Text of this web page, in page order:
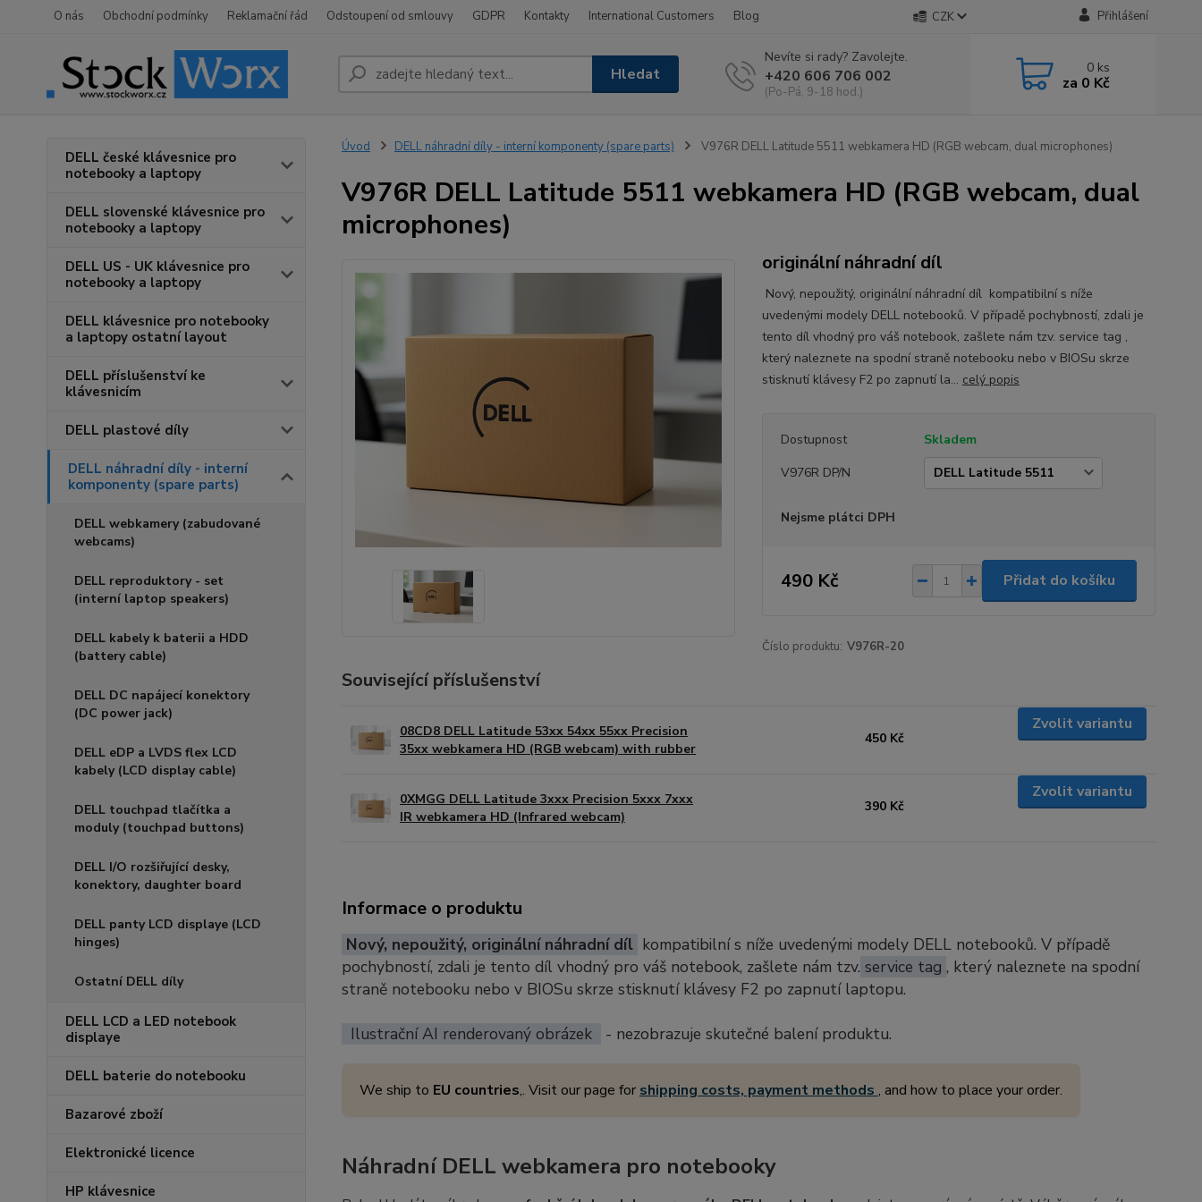
O nás Obchodní podmínky Reklamační řád Odstoupení od smlouvy GDPR Kontakty International Customers Blog CZK Přihlášení
Hledat
Nevíte si rady? Zavolejte.
+420 606 706 002
(Po-Pá, 9-18 hod.)
0 ks
za 0 Kč
DELL české klávesnice pro
notebooky a laptopy
DELL slovenské klávesnice pro
notebooky a laptopy
DELL US - UK klávesnice pro
notebooky a laptopy
DELL klávesnice pro notebooky
a laptopy ostatní layout
DELL příslušenství ke
klávesnicím
DELL plastové díly
DELL náhradní díly - interní
komponenty (spare parts)
DELL webkamery (zabudované
webcams)
DELL reproduktory - set
(interní laptop speakers)
DELL kabely k baterii a HDD
(battery cable)
DELL DC napájecí konektory
(DC power jack)
DELL eDP a LVDS flex LCD
kabely (LCD display cable)
DELL touchpad tlačítka a
moduly (touchpad buttons)
DELL I/O rozšiřující desky,
konektory, daughter board
DELL panty LCD displaye (LCD
hinges)
Ostatní DELL díly
DELL LCD a LED notebook
displaye
DELL baterie do notebooku
Bazarové zboží
Elektronické licence
HP klávesnice
Úvod DELL náhradní díly - interní komponenty (spare parts) V976R DELL Latitude 5511 webkamera HD (RGB webcam, dual microphones)
V976R DELL Latitude 5511 webkamera HD (RGB webcam, dual
microphones)
originální náhradní díl
Nový, nepoužitý, originální náhradní díl kompatibilní s níže
uvedenými modely DELL notebooků. V případě pochybností, zdali je
tento díl vhodný pro váš notebook, zašlete nám tzv. service tag ,
který naleznete na spodní straně notebooku nebo v BIOSu skrze
stisknutí klávesy F2 po zapnutí la... celý popis
Dostupnost
Skladem
V976R DP/N
Nejsme plátci DPH
490 Kč Přidat do košíku
Číslo produktu: V976R-20
Související příslušenství
08CD8 DELL Latitude 53xx 54xx 55xx Precision
35xx webkamera HD (RGB webcam) with rubber
450 Kč
Zvolit variantu
0XMGG DELL Latitude 3xxx Precision 5xxx 7xxx
IR webkamera HD (Infrared webcam)
390 Kč
Zvolit variantu
Informace o produktu
Nový, nepoužitý, originální náhradní díl kompatibilní s níže uvedenými modely DELL notebooků. V případě
pochybností, zdali je tento díl vhodný pro váš notebook, zašlete nám tzv. service tag , který naleznete na spodní
straně notebooku nebo v BIOSu skrze stisknutí klávesy F2 po zapnutí laptopu.
Ilustrační AI renderovaný obrázek - nezobrazuje skutečné balení produktu.
We ship to EU countries,. Visit our page for shipping costs, payment methods , and how to place your order.
Náhradní DELL webkamera pro notebooky